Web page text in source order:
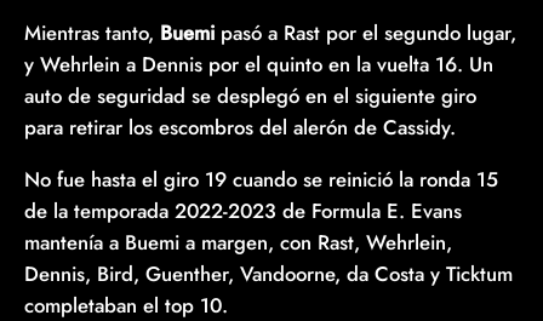
Mientras tanto, Buemi pasó a Rast por el segundo lugar,
y Wehrlein a Dennis por el quinto en la vuelta 16. Un
auto de seguridad se desplegó en el siguiente giro
para retirar los escombros del alerón de Cassidy.
No fue hasta el giro 19 cuando se reinició la ronda 15
de la temporada 2022-2023 de Formula E. Evans
mantenía a Buemi a margen, con Rast, Wehrlein,
Dennis, Bird, Guenther, Vandoorne, da Costa y Ticktum
completaban el top 10.